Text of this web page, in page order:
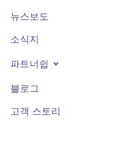
뉴스보도
소식지
파트너쉽
블로그
고객 스토리